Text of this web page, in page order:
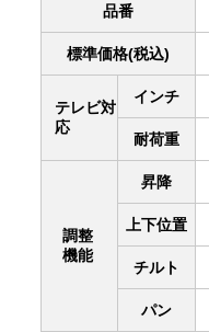
品番
標準価格(税込)
テレビ対
応
インチ
耐荷重
調整
機能
昇降
上下位置
チルト
パン